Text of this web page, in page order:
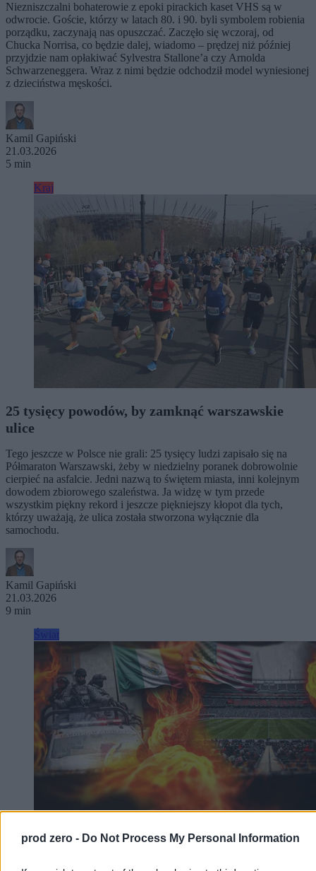
prod zero - Do Not Process My Personal Information
Niezniszczalni bohaterowie z epoki pirackich kaset VHS są w
odwrocie. Goście, którzy w latach 80. i 90. byli symbolem robienia
porządku, zaczynają nas opuszczać. Zaczęło się wczoraj, od
Chucka Norrisa, co będzie dalej, wiadomo – prędzej niż później
przyjdzie nam opłakiwać Sylvestra Stallone’a czy Arnolda
Schwarzeneggera. Wraz z nimi będzie odchodził model wyniesionej
z dzieciństwa męskości.
Kamil Gapiński
21.03.2026
5 min
Kraj
25 tysięcy powodów, by zamknąć warszawskie
ulice
Tego jeszcze w Polsce nie grali: 25 tysięcy ludzi zapisało się na
Półmaraton Warszawski, żeby w niedzielny poranek dobrowolnie
cierpieć na asfalcie. Jedni nazwą to świętem miasta, inni kolejnym
dowodem zbiorowego szaleństwa. Ja widzę w tym przede
wszystkim piękny rekord i jeszcze piękniejszy kłopot dla tych,
którzy uważają, że ulica została stworzona wyłącznie dla
samochodu.
Kamil Gapiński
21.03.2026
9 min